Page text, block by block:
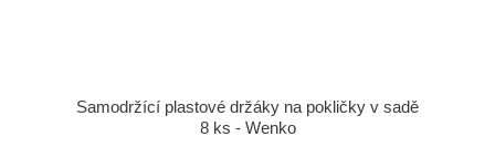
Samodržící plastové držáky na pokličky v sadě
8 ks - Wenko